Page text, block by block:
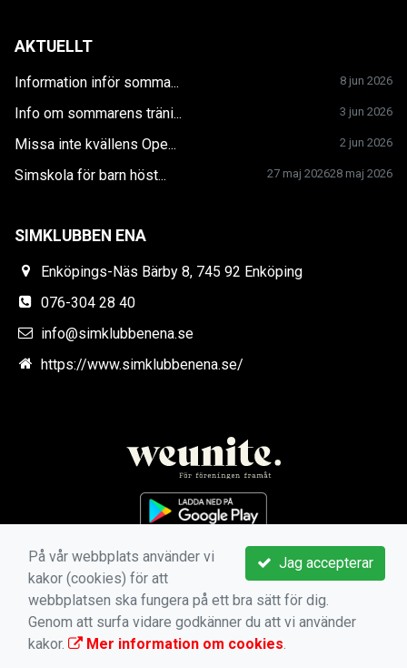
AKTUELLT
Information inför somma... 8 jun 2026
Info om sommarens träni... 3 jun 2026
Missa inte kvällens Ope... 2 jun 2026
28 maj 2026
Simskola för barn höst... 27 maj 2026
SIMKLUBBEN ENA
Enköpings-Näs Bärby 8, 745 92 Enköping
076-304 28 40
info@simklubbenena.se
https://www.simklubbenena.se/
Jag accepterar
På vår webbplats använder vi
kakor (cookies) för att
webbplatsen ska fungera på ett bra sätt för dig.
Genom att surfa vidare godkänner du att vi använder
kakor.
Mer information om cookies.